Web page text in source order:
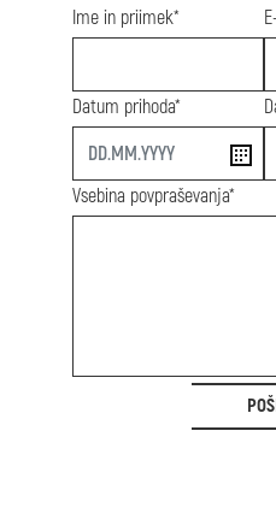
Ime in priimek*
Datum prihoda*
start
Vsebina povpraševanja*